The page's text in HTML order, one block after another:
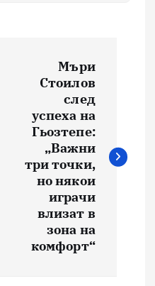
Мъри
Стоилов
след
успеха на
Гьозтепе:
„Важни
три точки,
но някои
играчи
влизат в
зона на
комфорт“